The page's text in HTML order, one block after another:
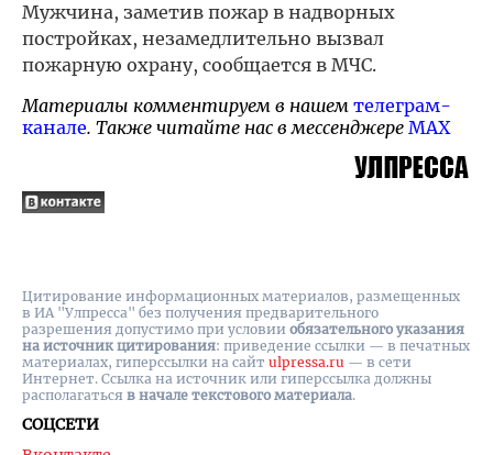
Мужчина, заметив пожар в надворных
постройках, незамедлительно вызвал
пожарную охрану, сообщается в МЧС.
Материалы комментируем в нашем телеграм-
канале. Также читайте нас в мессенджере MAX
СОЦСЕТИ
Цитирование информационных материалов, размещенных
в ИА "Улпресса" без получения предварительного
разрешения допустимо при условии обязательного указания
на источник цитирования: приведение ссылки — в печатных
материалах, гиперссылки на cайт ulpressa.ru — в сети
Интернет. Ссылка на источник или гиперссылка должны
располагаться в начале текстового материала.